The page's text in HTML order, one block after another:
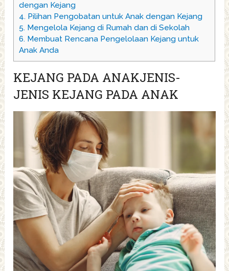
dengan Kejang
4. Pilihan Pengobatan untuk Anak dengan Kejang
5. Mengelola Kejang di Rumah dan di Sekolah
6. Membuat Rencana Pengelolaan Kejang untuk
Anak Anda
KEJANG PADA ANAKJENIS-
JENIS KEJANG PADA ANAK